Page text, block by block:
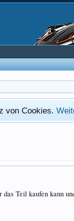
von Cookies.
Teil kaufen kann